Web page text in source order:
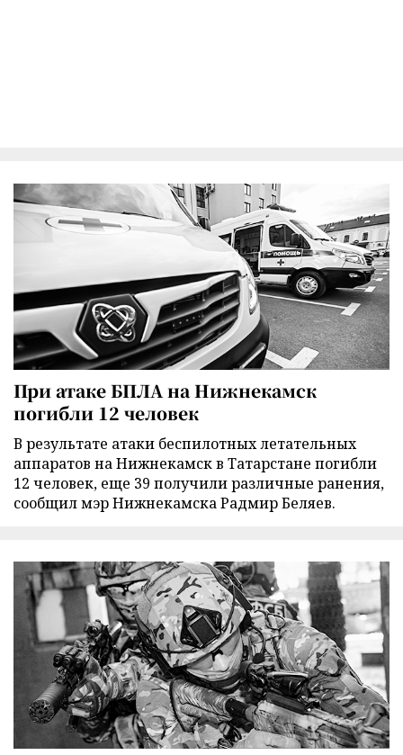
При атаке БПЛА на Нижнекамск
погибли 12 человек
В результате атаки беспилотных летательных
аппаратов на Нижнекамск в Татарстане погибли
12 человек, еще 39 получили различные ранения,
сообщил мэр Нижнекамска Радмир Беляев.